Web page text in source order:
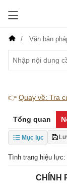
Văn bản
👉 Quay về: Tra
Tổng quan
Mục lục
Tình trạng hiệu lực:
CHÍNH